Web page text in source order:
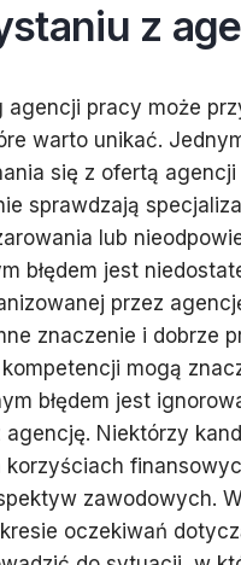
z
agencji pracy może
warto unikać.
się z ofertą
sprawdzają
lub
błędem jest
przez
znaczenie i dobrze
mogą
błędem jest
Niektórzy
zawodowych.
oczekiwań